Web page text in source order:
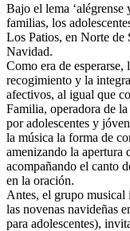
Bajo el lema
familias, los
Los Patios, en Norte de
Navidad.
Como era de
recogimiento y la
afectivos, al igual que
Familia, operadora de
por adolescentes y
la música la forma de
amenizando la apertura
acompañando el canto
en la oración.
Antes, el grupo musical
las novenas navideñas
para adolescentes),